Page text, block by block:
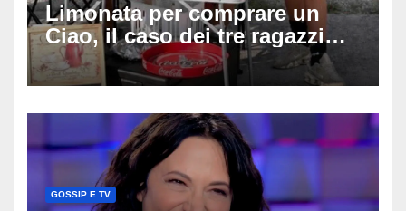
Limonata per comprare un
Ciao, il caso dei tre ragazzi
divide l’Italia: Fedriga li invita
in Regione, Vannacci li
GOSSIP E TV